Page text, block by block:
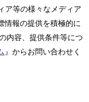
ア等の様々なメディア
情報の提供を積極的に
内容、提供条件等につ
』からお問い合わせく